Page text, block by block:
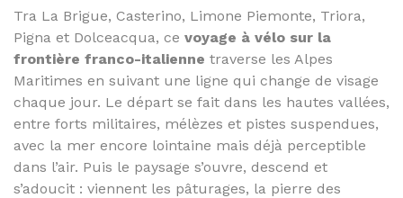
Tra La Brigue, Casterino, Limone Piemonte, Triora,
Pigna et Dolceacqua, ce voyage à vélo sur la
frontière franco-italienne traverse les Alpes
Maritimes en suivant une ligne qui change de visage
chaque jour. Le départ se fait dans les hautes vallées,
entre forts militaires, mélèzes et pistes suspendues,
avec la mer encore lointaine mais déjà perceptible
dans l’air. Puis le paysage s’ouvre, descend et
s’adoucit : viennent les pâturages, la pierre des